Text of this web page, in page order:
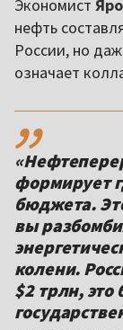
Экономист
нефть
России, но
означает
,,
формирует
бюджета.
вы
колени.
$2 трлн, это